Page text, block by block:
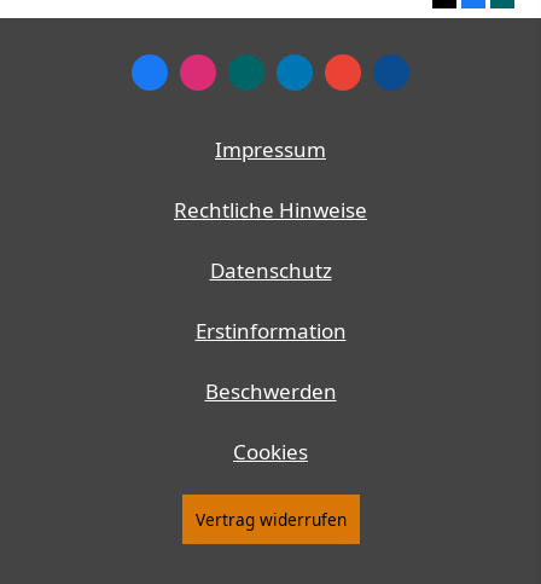
Impressum
Rechtliche Hinweise
Datenschutz
Erstinformation
Beschwerden
Cookies
Vertrag widerrufen